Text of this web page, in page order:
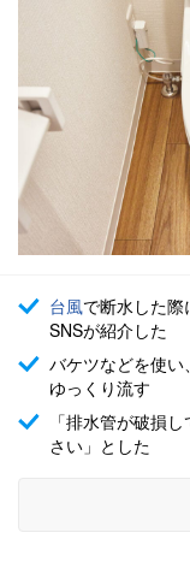
台風で断水した際
SNSが紹介した
バケツなどを使
ゆっくり流す
「排水管が破損し
さい」とした